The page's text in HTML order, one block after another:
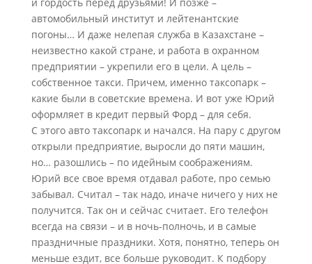
автомобильный институт и лейтенантские
погоны… И даже нелепая служба в Казахстане –
неизвестно какой стране, и работа в охранном
предприятии – укрепили его в цели. А цель –
собственное такси. Причем, именно таксопарк –
какие были в советские времена. И вот уже Юрий
оформляет в кредит первый Форд – для себя.
С этого авто таксопарк и начался. На пару с другом
открыли предприятие, выросли до пяти машин,
но… разошлись – по идейным соображениям.
Юрий все свое время отдавал работе, про семью
забывал. Считал – так надо, иначе ничего у них не
получится. Так он и сейчас считает. Его телефон
всегда на связи – и в ночь-полночь, и в самые
праздничные праздники. Хотя, понятно, теперь он
меньше ездит, все больше руководит. К подбору